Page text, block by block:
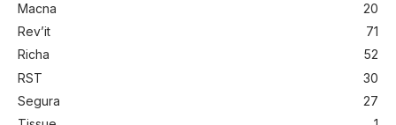
Macna
20
Rev’it
71
Richa
52
RST
30
Segura
27